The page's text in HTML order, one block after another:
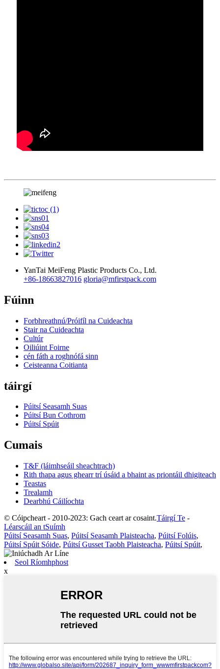
YanTai MeiFeng Plastic Products Co., Ltd.
+86-18663827016 gloria@mfirstpack.com
Fúinn
Forbhreathnú/Próifíl na Cuideachta
Stair na Cuideachta
Cultúr
Oiliúint Foirne
cén fáth a roghnófá sinn
Ceisteanna Coitianta
táirgí
Púitsí Seasamh Suas
Púitsí Bun Cothrom
Púitsí Spúit
Cumais
T&F (láimhseáil sheachtrach)
Rith thapa agus ghearr trí úsáid a bhaint as priontáil dhigiteach
Teastas
Trealamh
Dearbhú Cáilíochta
© Cóipcheart - 2010-2023: Gach ceart ar cosaint.Táirgí Te -
Léarscáil an tSuímh
Púitsí Seasamh Suas, Púitsí Seasamh Plaisteacha, Púitsí Folúis,
Púitsí Spúit Sóide, Púitsí Gusset Taobh Plaisteacha, Púitsí Spúit,
Seol Ríomhphost
x